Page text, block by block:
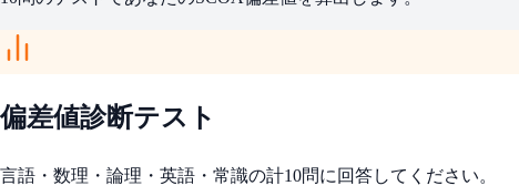
偏差値診断テスト
言語・数理・論理・英語・常識の計10問に回答してください。